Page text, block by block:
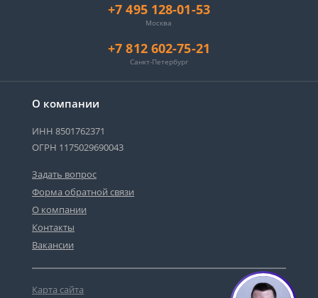
О компании
ИНН 8501762371
ОГРН 1175029690043
Задать вопрос
Форма обратной связи
О компании
Контакты
Вакансии
Карта сайта
+7 495 128-01-53
Москва
+7 812 602-75-21
Санкт-Петербург